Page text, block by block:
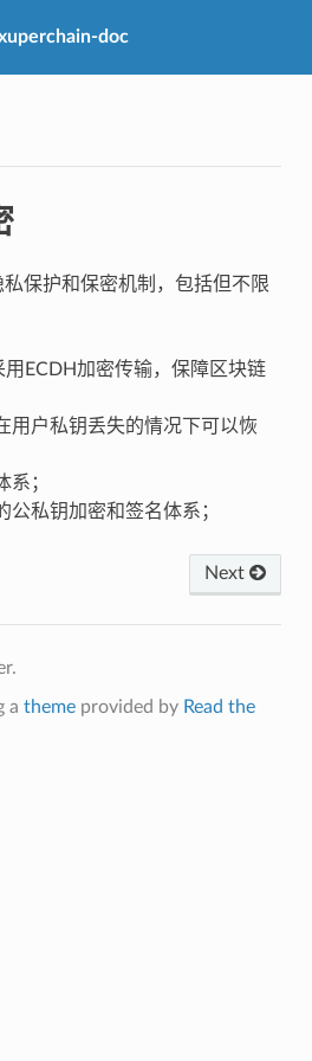
doc
保护和保密机制，包括但不限
ECDH加密传输，保障区块链
用户私钥丢失的情况下可以恢
系；
公私钥加密和签名体系；
Next
a themeprovided by Read the